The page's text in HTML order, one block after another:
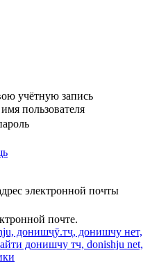
учётную запись
пользователя
электронной почты
почте.